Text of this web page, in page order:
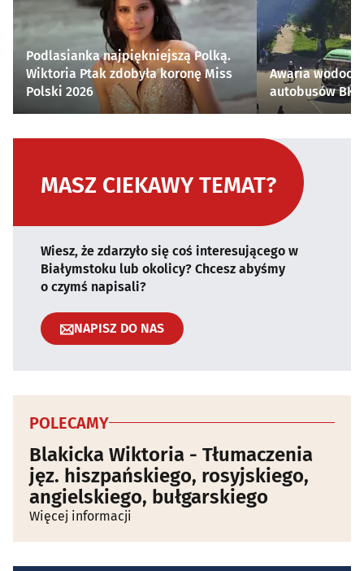
Podlasianka najpiękniejszą Polką.
Wiktoria Ptak zdobyła koronę Miss
Polski 2026
Awaria
autobusów
MASZ CIEKAWY TEMAT?
Wiesz, że zdarzyło się coś interesującego w
Białymstoku lub okolicy? Chcesz abyśmy
o czymś napisali?
NAPISZ DO NAS
POLECAMY
Blakicka Wiktoria - Tłumaczenia
jęz. hiszpańskiego, rosyjskiego,
angielskiego, bułgarskiego
Więcej informacji